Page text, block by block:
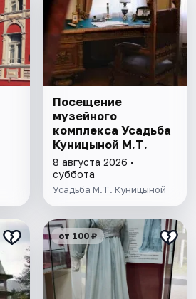
Посещение
музейного
комплекса Усадьба
Куницыной М.Т.
8 августа 2026 •
суббота
Усадьба М.Т. Куницыной
от 100 ₽